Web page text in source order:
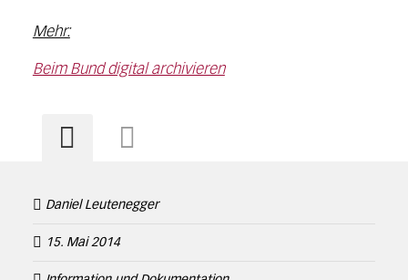
Mehr:
Beim Bund digital archivieren
Daniel Leutenegger
15. Mai 2014